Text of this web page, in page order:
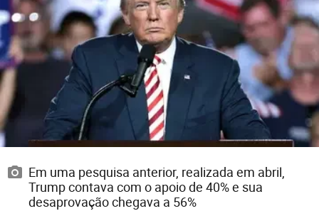
Em uma pesquisa anterior, realizada em abril,
Trump contava com o apoio de 40% e sua
desaprovação chegava a 56%